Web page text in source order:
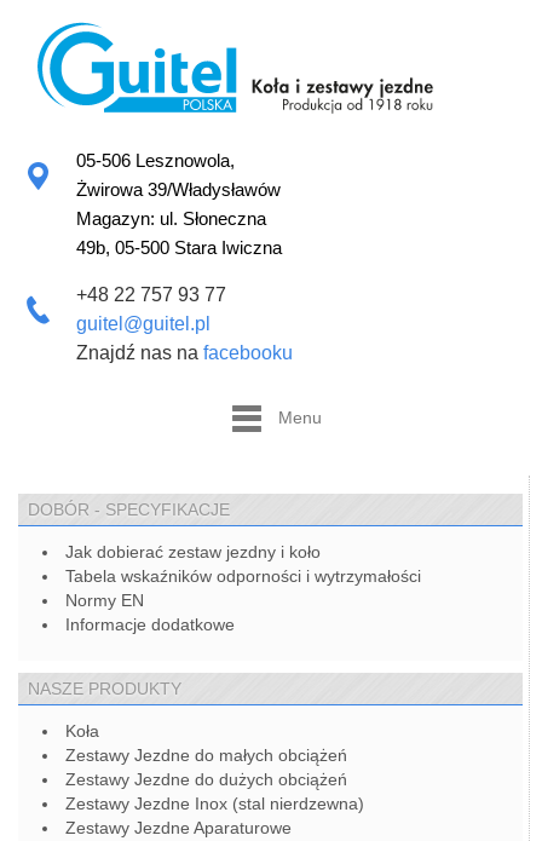
05-506 Lesznowola,
Żwirowa 39/Władysławów
Magazyn: ul. Słoneczna
49b, 05-500 Stara Iwiczna
+48 22 757 93 77
guitel@guitel.pl
Znajdź nas na facebooku
Menu
DOBÓR - SPECYFIKACJE
Jak dobierać zestaw jezdny i koło
Tabela wskaźników odporności i wytrzymałości
Normy EN
Informacje dodatkowe
NASZE PRODUKTY
Koła
Zestawy Jezdne do małych obciążeń
Zestawy Jezdne do dużych obciążeń
Zestawy Jezdne Inox (stal nierdzewna)
Zestawy Jezdne Aparaturowe